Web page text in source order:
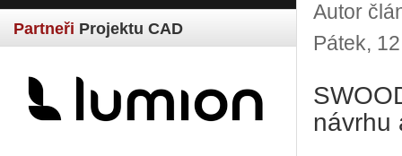
Partneři Projektu CAD
Autor
Pátek,
návrhu